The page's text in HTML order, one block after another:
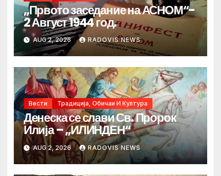
„Првото заседание на АСНОМ“-
2 Август 1944 год.
AUG 2, 2026 RADOVIS NEWS
Вести Традиција, Обичаи И Култура
Денеска се слави Св. Пророк
Илија – „ИЛИНДЕН“
AUG 2, 2026 RADOVIS NEWS